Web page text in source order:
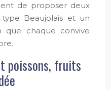
de proposer deux
Beaujolais et un
que chaque convive
poissons, fruits